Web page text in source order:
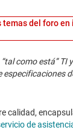
temas del foro en
como está” TI
calidad,
de